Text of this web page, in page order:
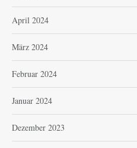
April 2024
März 2024
Februar 2024
Januar 2024
Dezember 2023